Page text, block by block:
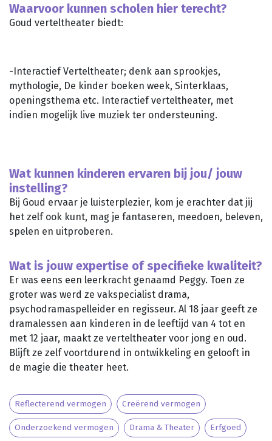
Waarvoor kunnen scholen hier terecht?
Goud verteltheater biedt:
-Interactief Verteltheater; denk aan sprookjes,
mythologie, De kinder boeken week, Sinterklaas,
openingsthema etc. Interactief verteltheater, met
indien mogelijk live muziek ter ondersteuning.
Wat kunnen kinderen ervaren bij jou/ jouw
instelling?
Bij Goud ervaar je luisterplezier, kom je erachter dat jij
het zelf ook kunt, mag je fantaseren, meedoen, beleven,
spelen en uitproberen.
Wat is jouw expertise of specifieke kwaliteit?
Er was eens een leerkracht genaamd Peggy. Toen ze
groter was werd ze vakspecialist drama,
psychodramaspelleider en regisseur. Al 18 jaar geeft ze
dramalessen aan kinderen in de leeftijd van 4 tot en
met 12 jaar, maakt ze verteltheater voor jong en oud.
Blijft ze zelf voortdurend in ontwikkeling en gelooft in
de magie die theater heet.
Reflecterend vermogen Creërend vermogen
Onderzoekend vermogen Drama & Theater Erfgoed